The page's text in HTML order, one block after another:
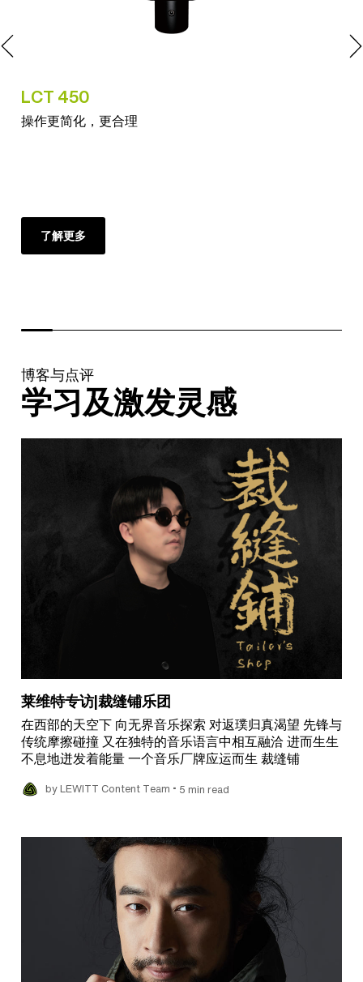
LCT 450
操作更简化，更合理
了解更多
博客与点评
学习及激发灵感
莱维特专访|裁缝铺乐团
在西部的天空下 向无界音乐探索 对返璞归真渴望 先锋与
传统摩擦碰撞 又在独特的音乐语言中相互融洽 进而生生
不息地迸发着能量 一个音乐厂牌应运而生 裁缝铺
by LEWITT Content Team • 5 min read